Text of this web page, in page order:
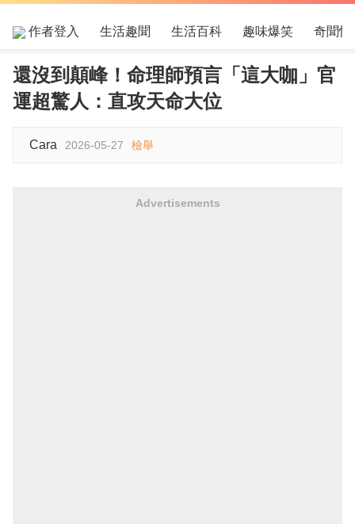
作者登入 生活趣聞 生活百科 趣味爆笑 奇聞怪
還沒到顛峰！命理師預言「這大咖」官
運超驚人：直攻天命大位
Cara 2026-05-27 檢舉
Advertisements